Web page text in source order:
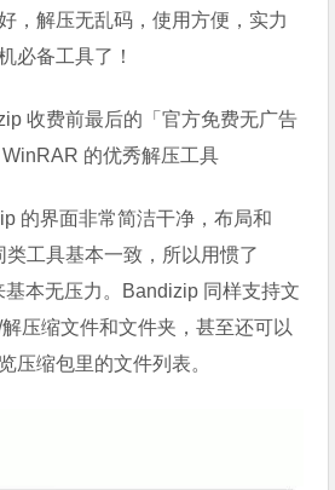
，解压无乱码，使用方便，实力
必备工具了！
的界面非常简洁干净，布局和
工具基本一致，所以用惯了
本无压力。Bandizip 同样支持文
压缩文件和文件夹，甚至还可以
压缩包里的文件列表。